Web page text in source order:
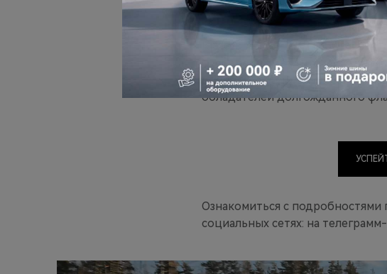
пейзажами и возможностью
CHERY TIGGO 9
современных водителей. 14
новинку этого года от CHERY.
обладателей долгожданного
Ознакомиться с подробностями
социальных сетях: на